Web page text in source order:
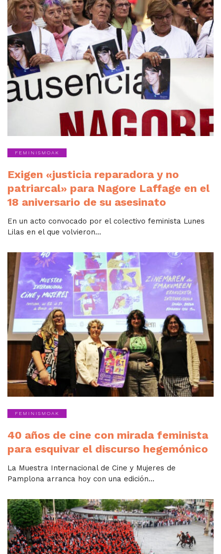
FEMINISMOAK
Exigen «justicia reparadora y no
patriarcal» para Nagore Laffage en el
18 aniversario de su asesinato
En un acto convocado por el colectivo feminista Lunes
Lilas en el que volvieron...
FEMINISMOAK
40 años de cine con mirada feminista
para esquivar el discurso hegemónico
La Muestra Internacional de Cine y Mujeres de
Pamplona arranca hoy con una edición...